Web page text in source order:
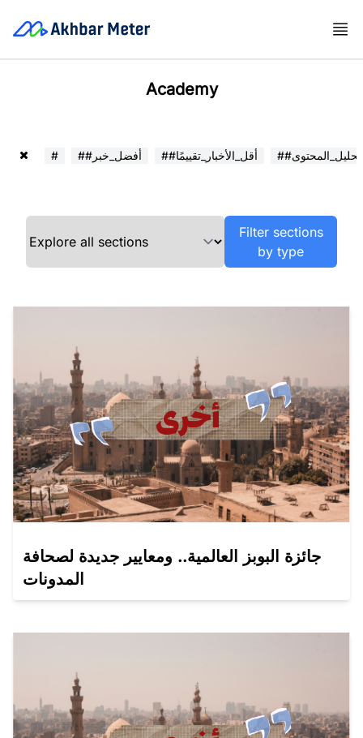
Academy
# ##أفضل_خبر ##أقل_الأخبار_تقييمًا ##تحليل_المحتوى
Filter sections
by type
جائزة البوبز العالمية.. ومعايير جديدة لصحافة
المدونات